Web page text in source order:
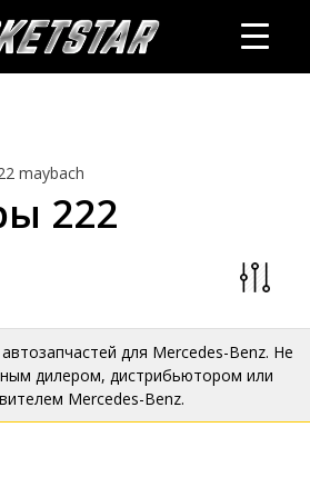
maybach
222
для Mercedes-Benz. Не
дилером, дистрибьютором или
Mercedes-Benz.